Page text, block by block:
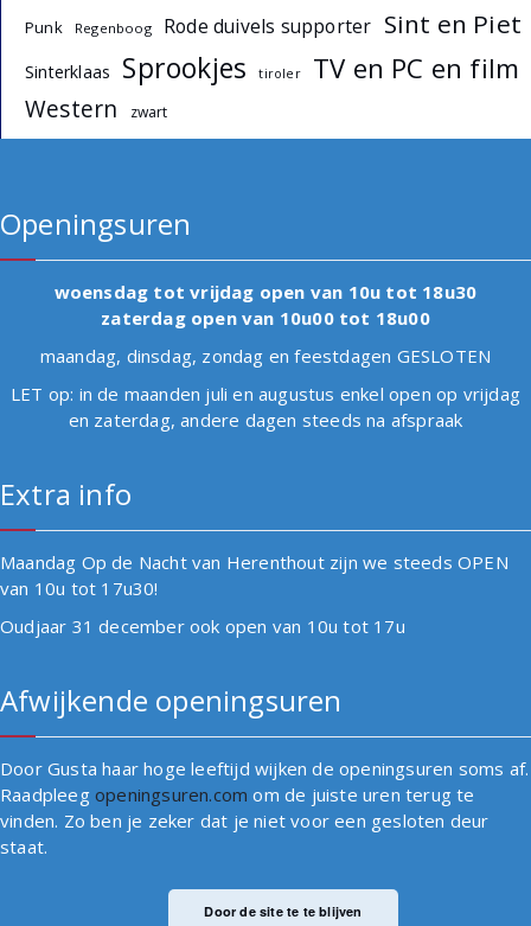
Punk Regenboog Rode duivels supporter Sint en Piet
Sinterklaas Sprookjes tiroler TV en PC en film
Western zwart
Openingsuren
woensdag tot vrijdag open van 10u tot 18u30
zaterdag open van 10u00 tot 18u00
maandag, dinsdag, zondag en feestdagen GESLOTEN
LET op: in de maanden juli en augustus enkel open op vrijdag
en zaterdag, andere dagen steeds na afspraak
Extra info
Maandag Op de Nacht van Herenthout zijn we steeds OPEN
van 10u tot 17u30!
Oudjaar 31 december ook open van 10u tot 17u
Afwijkende openingsuren
Door Gusta haar hoge leeftijd wijken de openingsuren soms af.
Raadpleeg openingsuren.com om de juiste uren terug te
vinden. Zo ben je zeker dat je niet voor een gesloten deur
staat.
Door de site te te blijven